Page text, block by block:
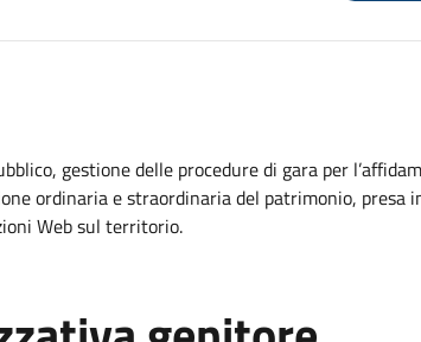
gestione delle procedure di gara per
ordinaria e straordinaria del patrimonio, presa
Web sul territorio.